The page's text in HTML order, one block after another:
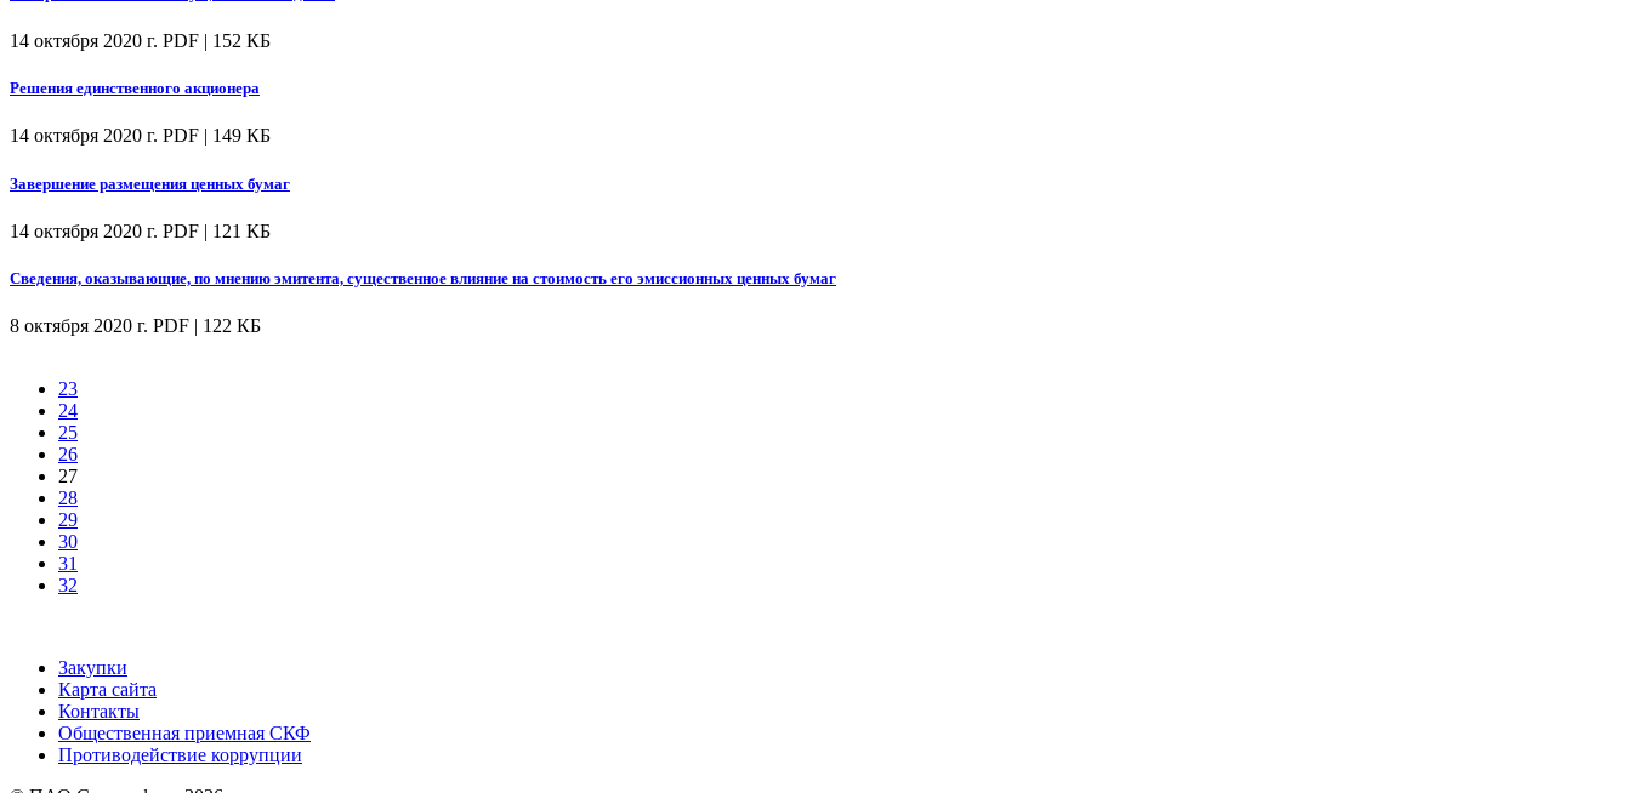
14 октября 2020 г. PDF | 152 КБ
Решения единственного акционера
14 октября 2020 г. PDF | 149 КБ
Завершение размещения ценных бумаг
14 октября 2020 г. PDF | 121 КБ
Сведения, оказывающие, по мнению эмитента, существенное влияние на стоимость его эмиссионных ценных бумаг
8 октября 2020 г. PDF | 122 КБ
23
24
25
26
27
28
29
30
31
32
Закупки
Карта сайта
Контакты
Общественная приемная СКФ
Противодействие коррупции